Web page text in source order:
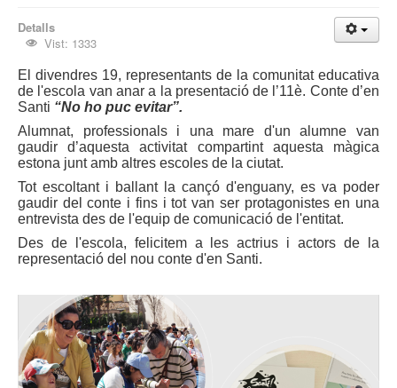
Detalls
Vist: 1333
El divendres 19, representants de la comunitat educativa
de l'escola van anar a la presentació de l’11è. Conte d’en
Santi “No ho puc evitar”.
Alumnat, professionals i una mare d'un alumne van
gaudir d’aquesta activitat compartint aquesta màgica
estona junt amb altres escoles de la ciutat.
Tot escoltant i ballant la cançó d'enguany, es va poder
gaudir del conte i fins i tot van ser protagonistes en una
entrevista des de l'equip de comunicació de l'entitat.
Des de l'escola, felicitem a les actrius i actors de la
representació del nou conte d'en Santi.